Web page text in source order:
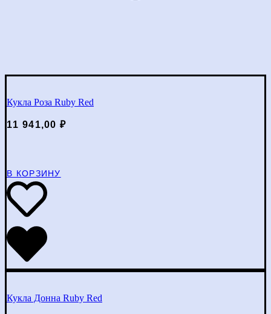
Кукла Роза Ruby Red
11 941,00₽
В КОРЗИНУ
Кукла Донна Ruby Red